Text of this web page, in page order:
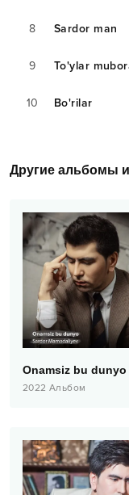
8 Sardor man
9 To'ylar
10 Bo'rilar
Другие альбомы
Onamsiz bu dunyo
2022 Альбом